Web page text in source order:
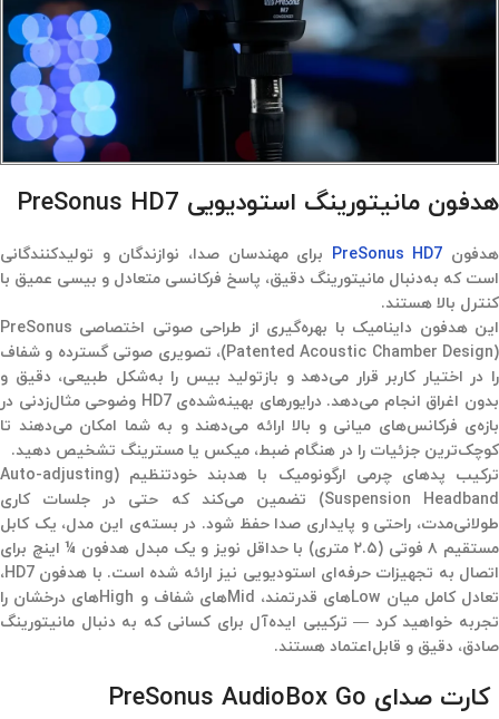
هدفون مانیتورینگ استودیویی PreSonus HD7
هدفون PreSonus HD7 برای مهندسان صدا، نوازندگان و تولیدکنندگانی
است که به‌دنبال مانیتورینگ دقیق، پاسخ فرکانسی متعادل و بیسی عمیق با
کنترل بالا هستند.
این هدفون داینامیک با بهره‌گیری از طراحی صوتی اختصاصی PreSonus
(Patented Acoustic Chamber Design)، تصویری صوتی گسترده و شفاف
را در اختیار کاربر قرار می‌دهد و بازتولید بیس را به‌شکل طبیعی، دقیق و
بدون اغراق انجام می‌دهد. درایورهای بهینه‌شده‌ی HD7 وضوحی مثال‌زدنی در
بازه‌ی فرکانس‌های میانی و بالا ارائه می‌دهند و به شما امکان می‌دهند تا
کوچک‌ترین جزئیات را در هنگام ضبط، میکس یا مسترینگ تشخیص دهید.
ترکیب پدهای چرمی ارگونومیک با هدبند خودتنظیم (Auto-adjusting
Suspension Headband) تضمین می‌کند که حتی در جلسات کاری
طولانی‌مدت، راحتی و پایداری صدا حفظ شود. در بسته‌ی این مدل، یک کابل
مستقیم ۸ فوتی (۲.۵ متری) با حداقل نویز و یک مبدل هدفون ¼ اینچ برای
اتصال به تجهیزات حرفه‌ای استودیویی نیز ارائه شده است. با هدفون HD7،
تعادل کامل میان Lowهای قدرتمند، Midهای شفاف و Highهای درخشان را
تجربه خواهید کرد — ترکیبی ایده‌آل برای کسانی که به دنبال مانیتورینگ
صادق، دقیق و قابل‌اعتماد هستند.
کارت صدای PreSonus AudioBox Go